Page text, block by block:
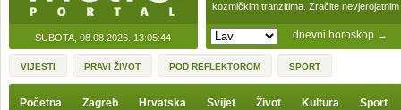
SUBOTA, 08.08.2026. 13:05:44 dnevni horoskop →
kozmičkim tranzitima. Zračite
VIJESTI PRAVI ŽIVOT POD REFLEKTOROM SPORT
Početna Zagreb Hrvatska Svijet Život Kultura Sport